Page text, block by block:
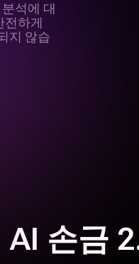
석에 대
전하게
지 않습
AI 손금